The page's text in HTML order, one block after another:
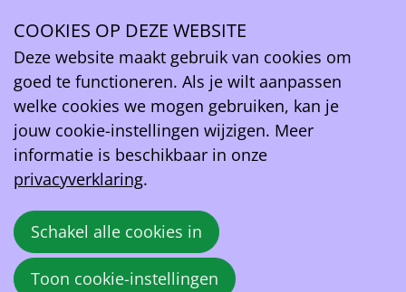
Meerdere elektrische auto's vallen in panne
met lege batterij
12 januari 2026 om 13:00
Gilles Niesen, Cédric Pollenus
Deel
dit
Facebook
X LinkedIn
E-mail
COOKIES OP DEZE WEBSITE
Deze website maakt gebruik van cookies om
goed te functioneren. Als je wilt aanpassen
welke cookies we mogen gebruiken, kan je
jouw cookie-instellingen wijzigen. Meer
informatie is beschikbaar in onze
privacyverklaring.
Schakel alle cookies in
Toon cookie-instellingen